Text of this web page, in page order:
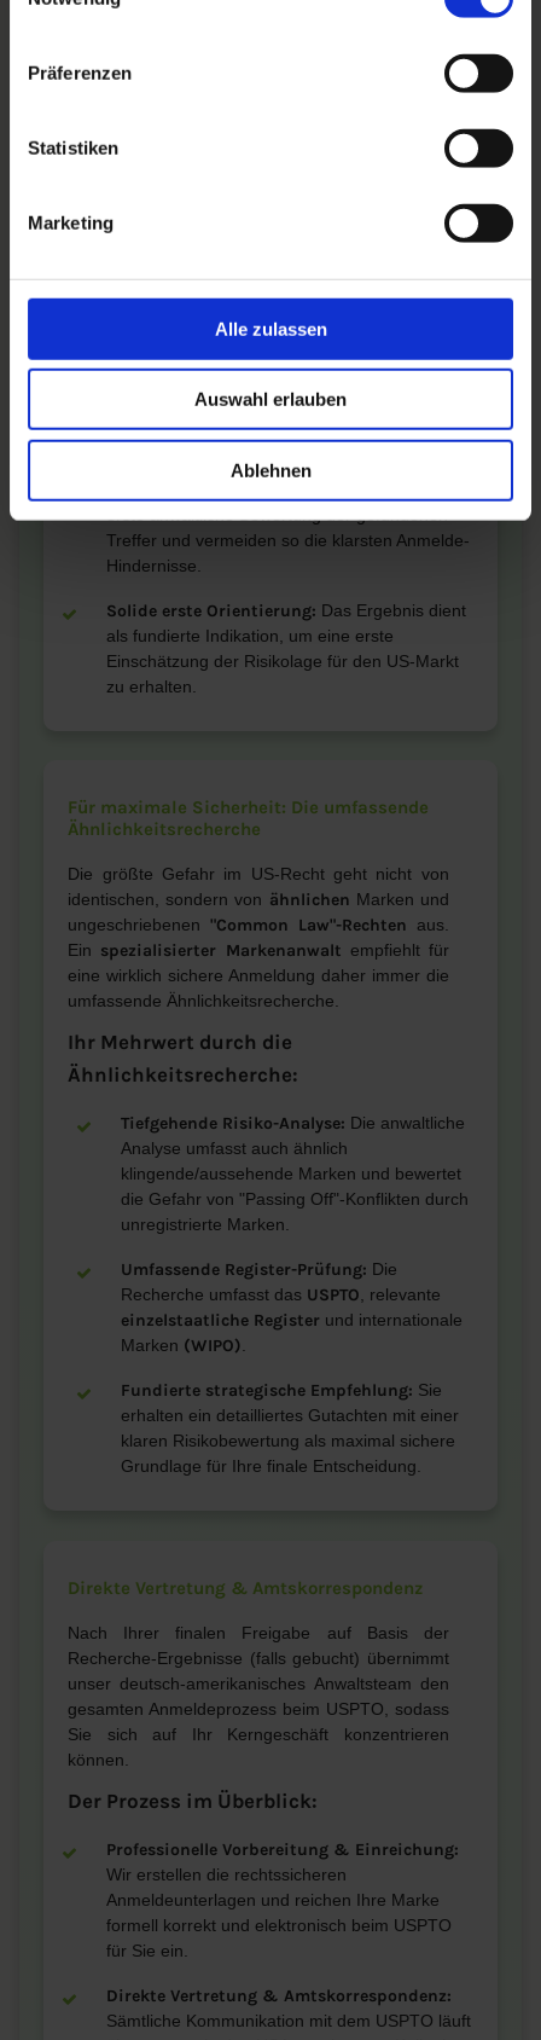
Präferenzen
Statistiken
Marketing
Alle zulassen
Auswahl erlauben
Ablehnen
Empfehlung: Der Basis-Sicherheits-Check
Eine Anmeldung in den USA ohne jegliche
spezialisierter Markenanwalt
empfiehlt daher
US-weiter Identitäts-Check:Wir prüfen Ihren
Bundesregister desUS-Markenamts (USPTO).
Treffer und vermeiden so die klarsten Anmelde-
Hindernisse.
Solide erste Orientierung: Das Ergebnis dient
als fundierte Indikation, um eine erste
Einschätzung der Risikolage für den US-Markt
zu erhalten.
Für maximale Sicherheit: Die umfassende
Ähnlichkeitsrecherche
Die größte Gefahr im US-Recht geht nicht von
identischen, sondern von ähnlichen Marken und
ungeschriebenen"Common Law"-Rechten aus.
Ein spezialisierter Markenanwalt empfiehlt für
eine wirklich sichere Anmeldung daher immer die
umfassende Ähnlichkeitsrecherche.
Ihr Mehrwert durch die
Ähnlichkeitsrecherche:
Tiefgehende Risiko-Analyse: Die anwaltliche
Analyse umfasst auch ähnlich
klingende/aussehende Marken und bewertet
die Gefahr von "Passing Off"-Konflikten durch
unregistrierte Marken.
Umfassende Register-Prüfung: Die
Recherche umfasst das USPTO , relevante
einzelstaatliche Register und internationale
Marken (WIPO)
Fundierte strategische Empfehlung: Sie
erhalten ein detailliertes Gutachten mit einer
klaren Risikobewertung als maximal sichere
Grundlage für Ihre finale Entscheidung.
Direkte Vertretung & Amtskorrespondenz
Nach Ihrer finalen Freigabe auf Basis der
Recherche-Ergebnisse (falls gebucht) übernimmt
unser deutsch-amerikanisches Anwaltsteam den
gesamten Anmeldeprozess beim USPTO, sodass
Sie sich auf Ihr Kerngeschäft konzentrieren
können.
Der Prozess im Überblick:
Professionelle Vorbereitung & Einreichung:
Wir erstellen die rechtssicheren
Anmeldeunterlagen und reichen Ihre Marke
formell korrekt und elektronisch beim USPTO
für Sie ein.
Direkte Vertretung & Amtskorrespondenz:
Sämtliche Kommunikation mit dem USPTO läuft